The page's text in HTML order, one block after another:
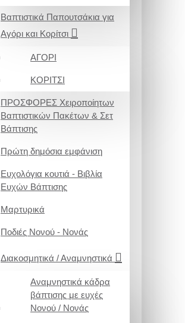
Βαπτιστικά Παπουτσάκια για
Αγόρι και Κορίτσι
ΑΓΟΡΙ
ΚΟΡΙΤΣΙ
ΠΡΟΣΦΟΡΕΣ Χειροποίητων
Βαπτιστικών Πακέτων & Σετ
Βάπτισης
Πρώτη δημόσια εμφάνιση
Ευχολόγια κουτιά - Βιβλία
Ευχών Βάπτισης
Μαρτυρικά
Ποδιές Νονού - Νονάς
Διακοσμητικά / Αναμνηστικά
Αναμνηστικά κάδρα
βάπτισης με ευχές
Νονού / Νονάς